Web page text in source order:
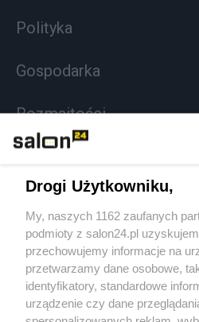
Polityka
Gospodarka
Rozmaitości
Sport
Społeczeństwo
Kultura
Drogi Użytkowniku,
My, naszych 1162 zaufanych
podmioty z salon24.pl
przechowujemy informacje na
przetwarzamy dane osobowe,
identyfikatory, standardowe
urządzenie czy dane